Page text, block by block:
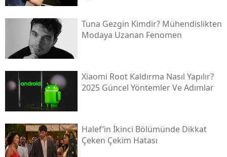
Tuna Gezgin Kimdir? Mühendislikten
Modaya Uzanan Fenomen
Xiaomi Root Kaldırma Nasıl Yapılır?
2025 Güncel Yöntemler Ve Adımlar
Halef’in İkinci Bölümünde Dikkat
Çeken Çekim Hatası